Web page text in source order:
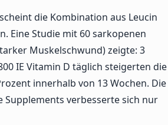
die Kombination aus Leucin
Eine Studie mit 60 sarkopenen
Muskelschwund) zeigte: 3
IE Vitamin D täglich steigerten die
innerhalb von 13 Wochen. Die
verbesserte sich nur